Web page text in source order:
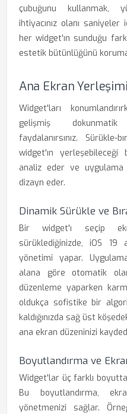
çubuğunu kullanmak,
ihtiyacınız olanı saniyeler
her widget'ın sunduğu
estetik bütünlüğünü
Ana Ekran
Widget'ları
gelişmiş
faydalanırsınız.
widget'ın
analiz eder ve uygulama
dizayn eder.
Dinamik Sürükle ve
Bir widget'ı seçip
sürüklediğinizde, iOS
yönetimi yapar.
alana göre otomatik
düzenleme yaparken
oldukça sofistike bir
kaldığınızda sağ üst
ana ekran düzeninizi
Boyutlandırma ve
Widget'lar üç farklı
Bu boyutlandırma,
yönetmenizi sağlar.